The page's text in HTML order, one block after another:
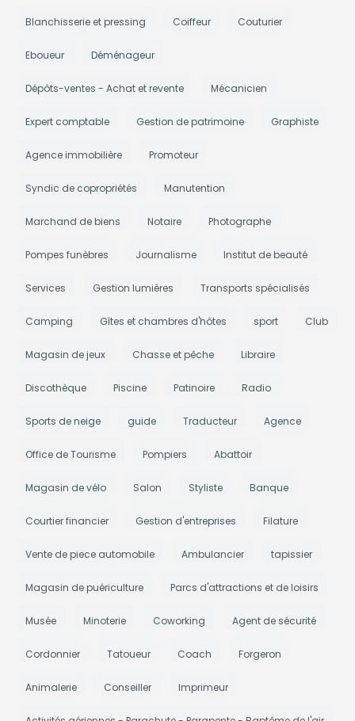
Blanchisserie et pressing Coiffeur Couturier
Eboueur Déménageur
Dépôts-ventes - Achat et revente Mécanicien
Expert comptable Gestion de patrimoine Graphiste
Agence immobilière Promoteur
Syndic de copropriétés Manutention
Marchand de biens Notaire Photographe
Pompes funèbres Journalisme Institut de beauté
Services Gestion lumières Transports spécialisés
Camping Gîtes et chambres d'hôtes sport Club
Magasin de jeux Chasse et pêche Libraire
Discothèque Piscine Patinoire Radio
Sports de neige guide Traducteur Agence
Office de Tourisme Pompiers Abattoir
Magasin de vélo Salon Styliste Banque
Courtier financier Gestion d'entreprises Filature
Vente de piece automobile Ambulancier tapissier
Magasin de puériculture Parcs d'attractions et de loisirs
Musée Minoterie Coworking Agent de sécurité
Cordonnier Tatoueur Coach Forgeron
Animalerie Conseiller Imprimeur